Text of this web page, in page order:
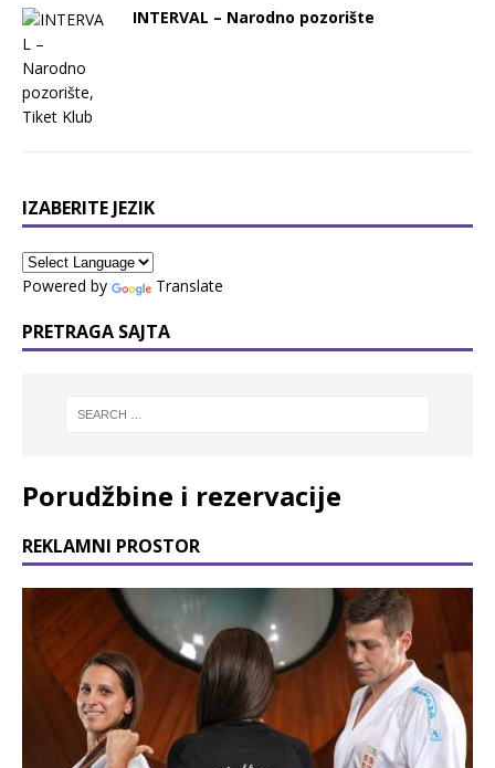
INTERVAL – Nаrodno pozorište
IZABERITE JEZIK
Powered by Translate
PRETRAGA SAJTA
Porudžbine i rezervacije
REKLAMNI PROSTOR